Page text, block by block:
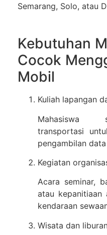
Semarang, Solo, atau
Kebutuhan
Cocok
Mobil
Kuliah lapangan
Mahasiswa
transportasi
pengambilan
Kegiatan
Acara seminar,
atau kepanitiaan
kendaraan
Wisata dan